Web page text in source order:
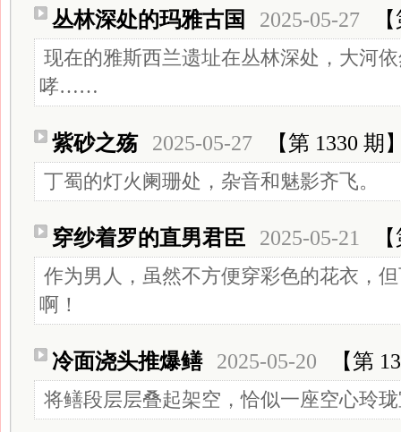
丛林深处的玛雅古国 2025-05-27
现在的雅斯西兰遗址在丛林深处，大河
哮……
紫砂之殇 2025-05-27 【第 1330 期
丁蜀的灯火阑珊处，杂音和魅影齐飞。
穿纱着罗的直男君臣 2025-05-21
作为男人，虽然不方便穿彩色的花衣，
啊！
冷面浇头推爆鳝 2025-05-20 【第
将鳝段层层叠起架空，恰似一座空心玲